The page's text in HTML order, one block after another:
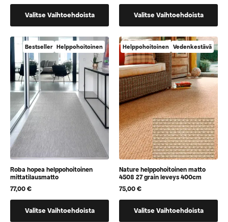
Valitse Vaihtoehdoista
tuotteella
vaihtoehtoja,
jotka
voidaan
valita
tuotteen
sivulla
Valitse Vaihtoehdoista
tuotteella
vaihtoehtoja,
jotka
voidaan
valita
tuotteen
sivulla
Bestseller Helppohoitoinen
Roba hopea helppohoitoinen
mittatilausmatto
77,00€
Valitse Vaihtoehdoista
tuotteella
Helppohoitoinen Vedenkestävä
Nature helppohoitoinen matto
4508 27 grain leveys 400cm
75,00€
Valitse Vaihtoehdoista
tuotteella